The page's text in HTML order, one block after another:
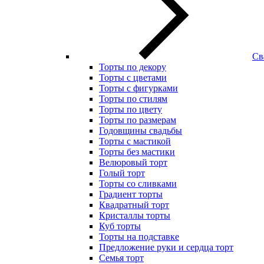
Торты по декору
Торты с цветами
Торты с фигурками
Торты по стилям
Торты по цвету
Торты по размерам
Годовщины свадьбы
Торты с мастикой
Торты без мастики
Велюровый торт
Голый торт
Торты со сливками
Градиент торты
Квадратный торт
Кристаллы торты
Куб торты
Торты на подставке
Предложение руки и сердца торт
Семья торт